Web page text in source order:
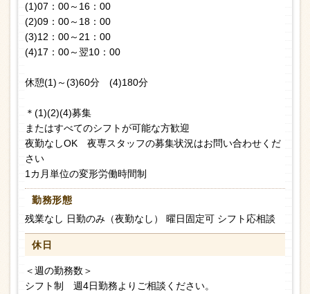
(1)07：00～16：00
(2)09：00～18：00
(3)12：00～21：00
(4)17：00～翌10：00
休憩(1)～(3)60分 (4)180分
＊(1)(2)(4)募集
またはすべてのシフトが可能な方歓迎
夜勤なしOK 夜専スタッフの募集状況はお問い合わせくだ
さい
1カ月単位の変形労働時間制
勤務形態
残業なし 日勤のみ（夜勤なし） 曜日固定可 シフト応相談
休日
＜週の勤務数＞
シフト制 週4日勤務よりご相談ください。